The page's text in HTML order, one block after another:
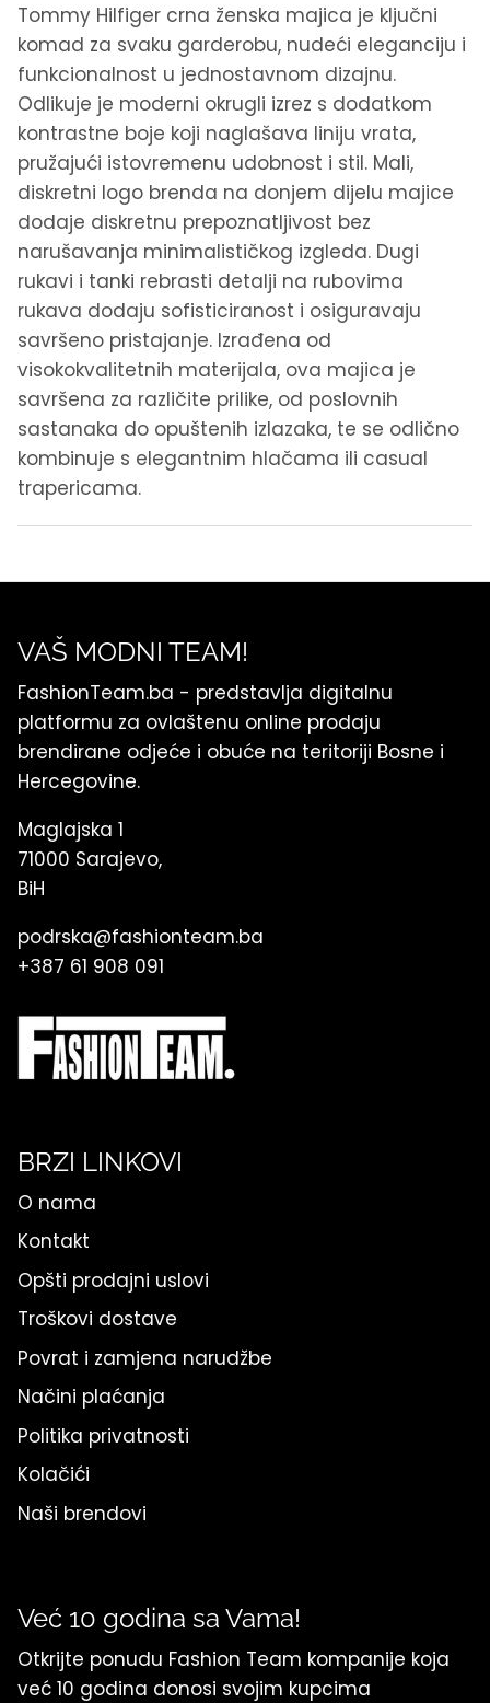
Tommy Hilfiger crna ženska majica je ključni
komad za svaku garderobu, nudeći eleganciju i
funkcionalnost u jednostavnom dizajnu.
Odlikuje je moderni okrugli izrez s dodatkom
kontrastne boje koji naglašava liniju vrata,
pružajući istovremenu udobnost i stil. Mali,
diskretni logo brenda na donjem dijelu majice
dodaje diskretnu prepoznatljivost bez
narušavanja minimalističkog izgleda. Dugi
rukavi i tanki rebrasti detalji na rubovima
rukava dodaju sofisticiranost i osiguravaju
savršeno pristajanje. Izrađena od
visokokvalitetnih materijala, ova majica je
savršena za različite prilike, od poslovnih
sastanaka do opuštenih izlazaka, te se odlično
kombinuje s elegantnim hlačama ili casual
trapericama.
VAŠ MODNI TEAM!
FashionTeam.ba - predstavlja digitalnu
platformu za ovlaštenu online prodaju
brendirane odjeće i obuće na teritoriji Bosne i
Hercegovine.
Maglajska 1
71000 Sarajevo,
BiH
podrska@fashionteam.ba
+387 61 908 091
BRZI LINKOVI
O nama
Kontakt
Opšti prodajni uslovi
Troškovi dostave
Povrat i zamjena narudžbe
Načini plaćanja
Politika privatnosti
Kolačići
Naši brendovi
Već 10 godina sa Vama!
Otkrijte ponudu Fashion Team kompanije koja
već 10 godina donosi svojim kupcima